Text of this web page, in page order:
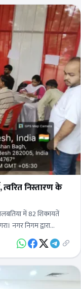
निस्तारण के
में 82 शिकायतें
नगर निगम द्वारा